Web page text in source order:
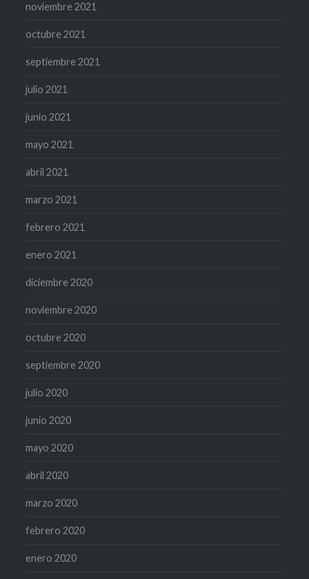
noviembre 2021
octubre 2021
septiembre 2021
julio 2021
junio 2021
mayo 2021
abril 2021
marzo 2021
febrero 2021
enero 2021
diciembre 2020
noviembre 2020
octubre 2020
septiembre 2020
julio 2020
junio 2020
mayo 2020
abril 2020
marzo 2020
febrero 2020
enero 2020